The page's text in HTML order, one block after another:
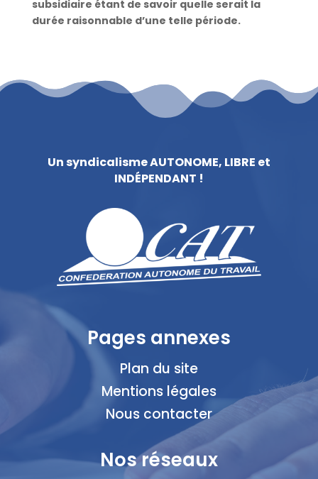
subsidiaire étant de savoir quelle serait la
durée raisonnable d’une telle période.
Un syndicalisme AUTONOME, LIBRE et
INDÉPENDANT !
Pages annexes
Plan du site
Mentions légales
Nous contacter
Nos réseaux